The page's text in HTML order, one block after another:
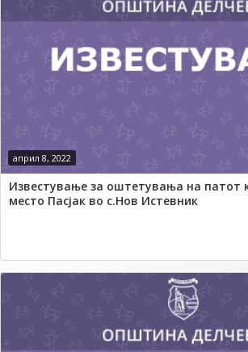
април 8, 2022
Известување за оштетувања на патот
место Пасјак во с.Нов Истевник